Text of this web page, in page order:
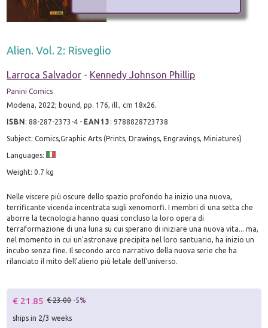
Alien. Vol. 2: Risveglio
Larroca Salvador - Kennedy Johnson Phillip
Panini Comics
Modena, 2022; bound, pp. 176, ill., cm 18x26.
ISBN:88-287-2373-4 - EAN13 :9788828723738
Subject: Comics,Graphic Arts (Prints, Drawings, Engravings, Miniatures)
Languages:
Weight: 0.7 kg
Nelle viscere più oscure dello spazio profondo ha inizio una nuova,
terrificante vicenda incentrata sugli xenomorfi. I membri di una setta che
aborre la tecnologia hanno quasi concluso la loro opera di
terraformazione di una luna su cui sperano di iniziare una nuova vita... ma,
nel momento in cui un'astronave precipita nel loro santuario, ha inizio un
incubo senza fine. Il secondo arco narrativo della nuova serie che ha
rilanciato il mito dell'alieno più letale dell'universo.
€ 21.85 € 23.00 -5%
ships in 2/3 weeks